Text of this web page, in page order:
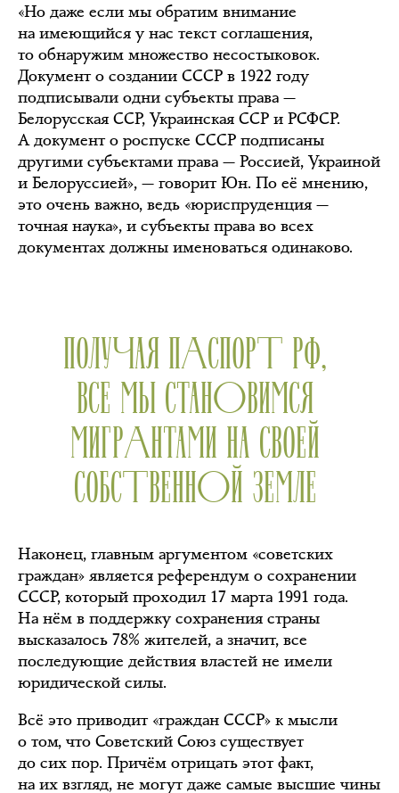
«Но даже если мы обратим внимание
на имеющийся у нас текст соглашения,
то обнаружим множество несостыковок.
Документ о создании СССР в 1922 году
подписывали одни субъекты права —
Белорусская ССР, Украинская ССР и РСФСР.
А документ о роспуске СССР подписаны
другими субъектами права — Россией, Украиной
и Белоруссией», — говорит Юн. По её мнению,
это очень важно, ведь «юриспруденция —
точная наука», и субъекты права во всех
документах должны именоваться одинаково.
ПОЛУЧАЯ ПАСПОРТ РФ,
ВСЕ МЫ СТАНОВИМСЯ
МИГРАНТАМИ НА СВОЕЙ
СОБСТВЕННОЙ ЗЕМЛЕ
Наконец, главным аргументом «советских
граждан» является референдум о сохранении
СССР, который проходил 17 марта 1991 года.
На нём в поддержку сохранения страны
высказалось 78% жителей, а значит, все
последующие действия властей не имели
юридической силы.
Всё это приводит «граждан СССР» к мысли
о том, что Советский Союз существует
до сих пор. Причём отрицать этот факт,
на их взгляд, не могут даже самые высшие чины